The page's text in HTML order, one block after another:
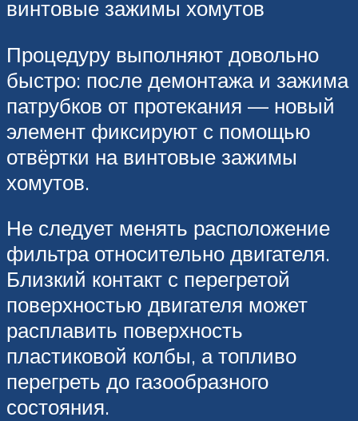
винтовые зажимы хомутов
Процедуру выполняют довольно
быстро: после демонтажа и зажима
патрубков от протекания — новый
элемент фиксируют с помощью
отвёртки на винтовые зажимы
хомутов.
Не следует менять расположение
фильтра относительно двигателя.
Близкий контакт с перегретой
поверхностью двигателя может
расплавить поверхность
пластиковой колбы, а топливо
перегреть до газообразного
состояния.